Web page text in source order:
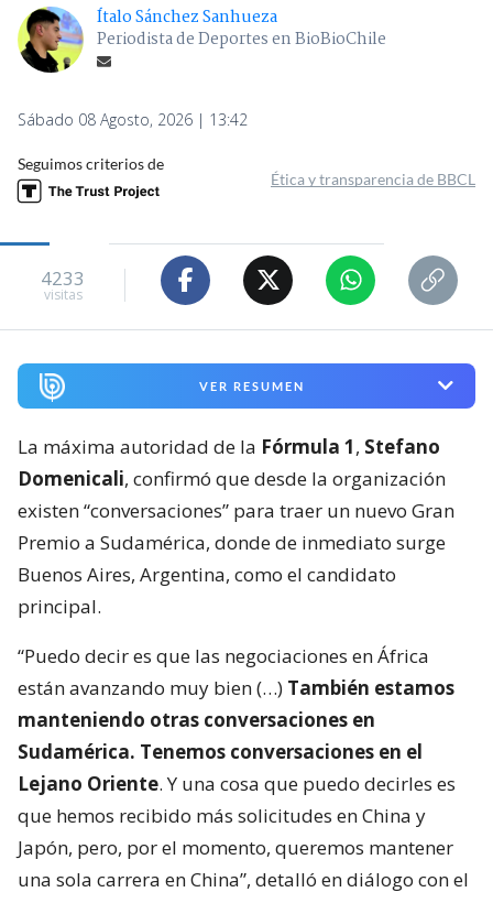
Ítalo Sánchez Sanhueza
Periodista de Deportes en BioBioChile
Sábado 08 Agosto, 2026 | 13:42
Seguimos criterios de
Ética y transparencia de BBCL
4233
visitas
VER RESUMEN
La máxima autoridad de la Fórmula 1, Stefano
Domenicali, confirmó que desde la organización
existen “conversaciones” para traer un nuevo Gran
Premio a Sudamérica, donde de inmediato surge
Buenos Aires, Argentina, como el candidato
principal.
“Puedo decir es que las negociaciones en África
están avanzando muy bien (…) También estamos
manteniendo otras conversaciones en
Sudamérica. Tenemos conversaciones en el
Lejano Oriente. Y una cosa que puedo decirles es
que hemos recibido más solicitudes en China y
Japón, pero, por el momento, queremos mantener
una sola carrera en China”, detalló en diálogo con el